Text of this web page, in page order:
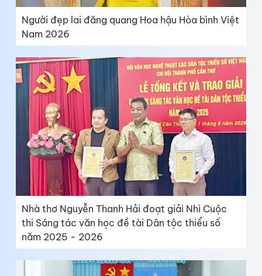
Người đẹp lai đăng quang Hoa hậu Hòa bình Việt
Nam 2026
Nhà thơ Nguyễn Thanh Hải đoạt giải Nhì Cuộc
thi Sáng tác văn học đề tài Dân tộc thiểu số
năm 2025 - 2026